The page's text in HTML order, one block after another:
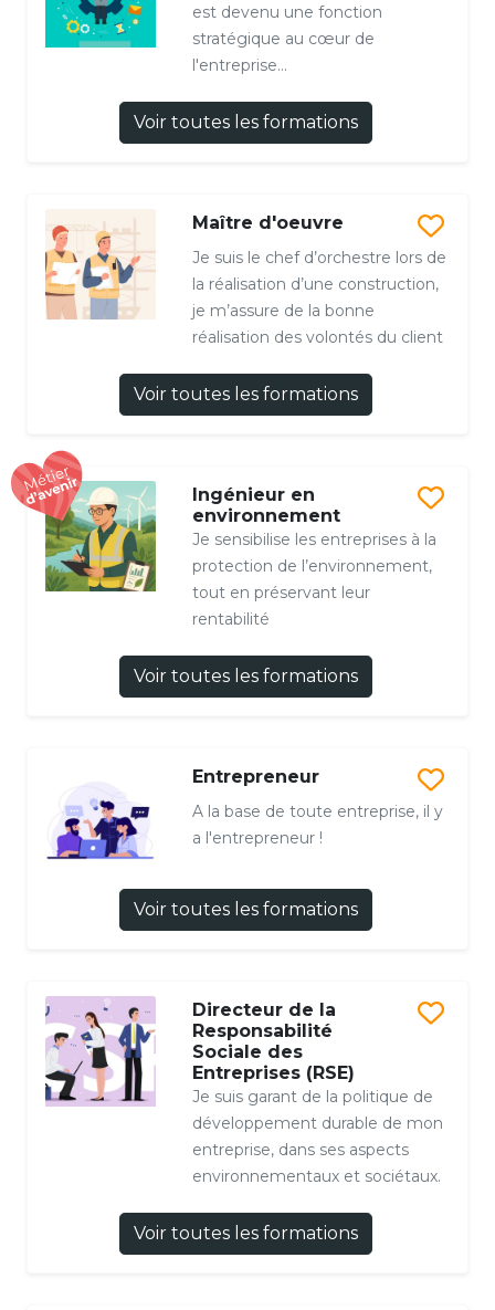
est devenu une fonction
stratégique au cœur de
l'entreprise...
Voir toutes les formations
Maître d'oeuvre
Je suis le chef d’orchestre lors de
la réalisation d’une construction,
je m’assure de la bonne
réalisation des volontés du client
Voir toutes les formations
Ingénieur en
environnement
Je sensibilise les entreprises à la
protection de l’environnement,
tout en préservant leur
rentabilité
Voir toutes les formations
Entrepreneur
A la base de toute entreprise, il y
a l'entrepreneur !
Voir toutes les formations
Directeur de la
Responsabilité
Sociale des
Entreprises (RSE)
Je suis garant de la politique de
développement durable de mon
entreprise, dans ses aspects
environnementaux et sociétaux.
Voir toutes les formations